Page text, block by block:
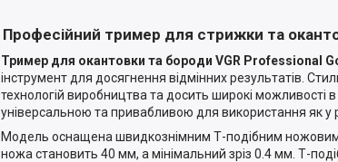
Професійний тример для стрижки та
Тример для окантовки та бороди VGR Professional
інструмент для досягнення відмінних результатів.
технологій виробництва та досить широкі можливості
універсальною та привабливою для використання як у
Модель оснащена швидкознімним Т-подібним ножовим
ножа становить 40 мм, а мінімальний зріз 0.4 мм. Т-